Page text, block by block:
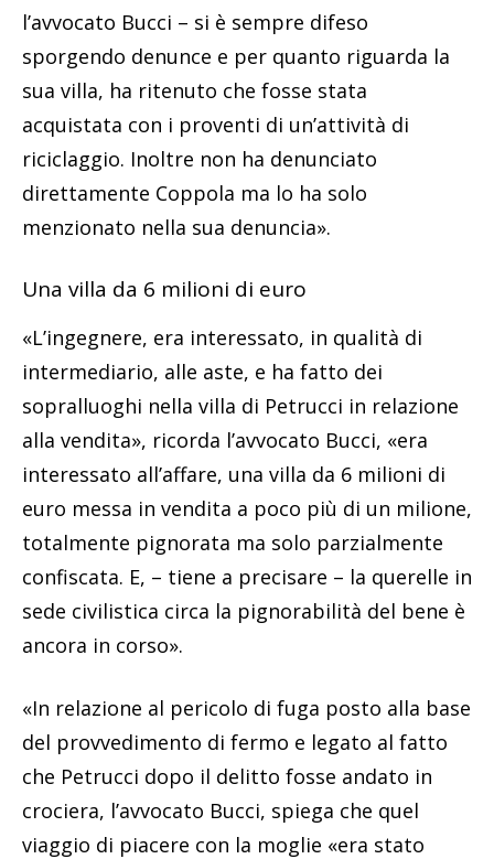
l’avvocato Bucci – si è sempre difeso
sporgendo denunce e per quanto riguarda la
sua villa, ha ritenuto che fosse stata
acquistata con i proventi di un’attività di
riciclaggio. Inoltre non ha denunciato
direttamente Coppola ma lo ha solo
menzionato nella sua denuncia».
Una villa da 6 milioni di euro
«L’ingegnere, era interessato, in qualità di
intermediario, alle aste, e ha fatto dei
sopralluoghi nella villa di Petrucci in relazione
alla vendita», ricorda l’avvocato Bucci, «era
interessato all’affare, una villa da 6 milioni di
euro messa in vendita a poco più di un milione,
totalmente pignorata ma solo parzialmente
confiscata. E, – tiene a precisare – la querelle in
sede civilistica circa la pignorabilità del bene è
ancora in corso».
«In relazione al pericolo di fuga posto alla base
del provvedimento di fermo e legato al fatto
che Petrucci dopo il delitto fosse andato in
crociera, l’avvocato Bucci, spiega che quel
viaggio di piacere con la moglie «era stato